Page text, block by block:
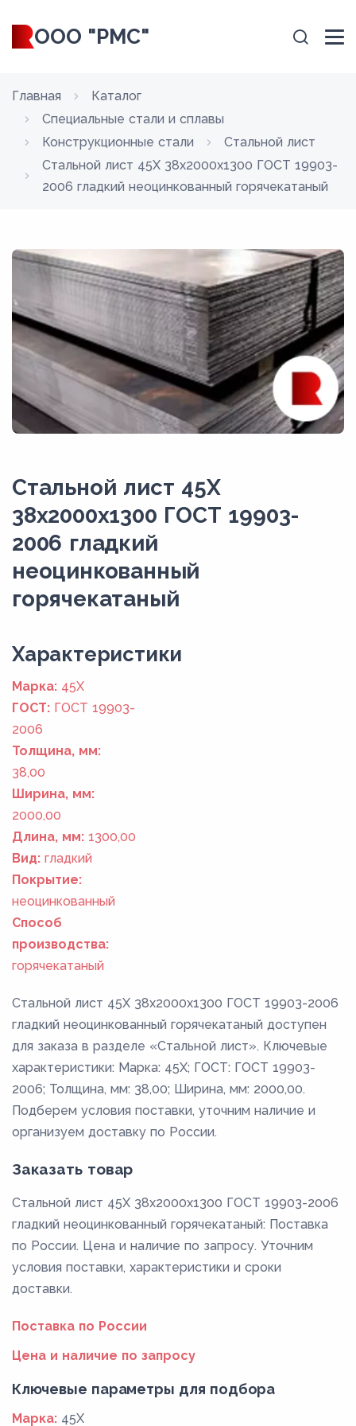
ООО "РМС"
Главная
Каталог
Специальные стали и сплавы
Конструкционные стали
Стальной лист
Стальной лист 45Х 38x2000x1300 ГОСТ 19903-
2006 гладкий неоцинкованный горячекатаный
Стальной лист 45Х
38x2000x1300 ГОСТ 19903-
2006 гладкий
неоцинкованный
горячекатаный
Xарактеристики
Марка: 45Х
ГОСТ: ГОСТ 19903-
2006
Толщина, мм:
38,00
Ширина, мм:
2000,00
Длина, мм: 1300,00
Вид: гладкий
Покрытие:
неоцинкованный
Способ
производства:
горячекатаный
Стальной лист 45Х 38x2000x1300 ГОСТ 19903-2006
гладкий неоцинкованный горячекатаный доступен
для заказа в разделе «Стальной лист». Ключевые
характеристики: Марка: 45Х; ГОСТ: ГОСТ 19903-
2006; Толщина, мм: 38,00; Ширина, мм: 2000,00.
Подберем условия поставки, уточним наличие и
организуем доставку по России.
Заказать товар
Стальной лист 45Х 38x2000x1300 ГОСТ 19903-2006
гладкий неоцинкованный горячекатаный: Поставка
по России. Цена и наличие по запросу. Уточним
условия поставки, характеристики и сроки
доставки.
Поставка по России
Цена и наличие по запросу
Ключевые параметры для подбора
Марка: 45Х